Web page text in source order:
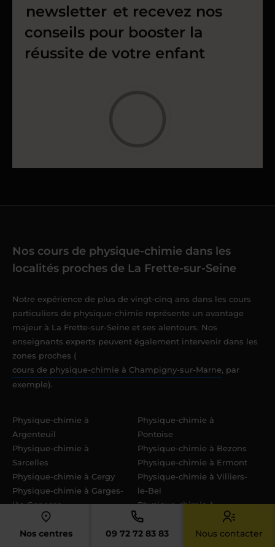
Nos centres 09 72 72 83 83 Nous contacter
newsletter et recevez nos
conseils pour booster la
réussite de votre enfant
Nos cours de physique-chimie dans les
localités proches de La Frette-sur-Seine
Notre expérience de plus de vingt-cinq ans dans les cours
particuliers de physique-chimie représente un avantage
majeur à La Frette-sur-Seine et ses alentours. Nos
enseignants experts peuvent également intervenir dans les
zones proches (
cours de physique-chimie à Champigny-sur-Marne, par
exemple).
Physique-chimie à
Argenteuil
Physique-chimie à
Sarcelles
Physique-chimie à Cergy
Physique-chimie à Garges-
lès-Gonesse
Physique-chimie à
Franconville
Physique-chimie à
Pontoise
Physique-chimie à Bezons
Physique-chimie à Ermont
Physique-chimie à Villiers-
le-Bel
Physique-chimie à
Gonesse
Physique-chimie à Taverny